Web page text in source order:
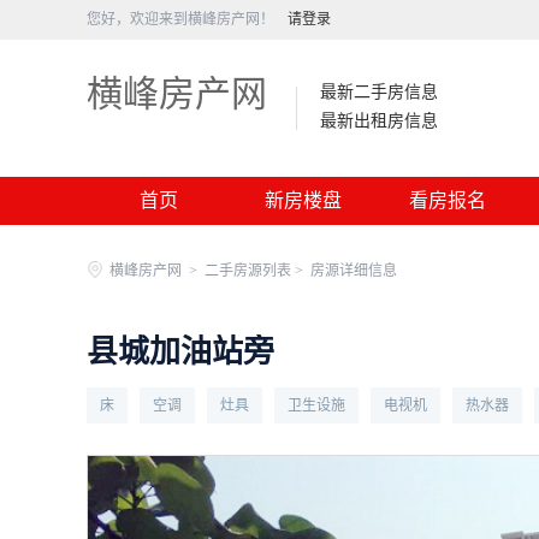
您好，欢迎来到横峰房产网！ 请登录
横峰房产网
最新二手房信息
最新出租房信息
首页 新房楼盘 看房报名
横峰房产网 > 二手房源列表 > 房源详细信息
县城加油站旁
床 空调 灶具 卫生设施 电视机 热水器